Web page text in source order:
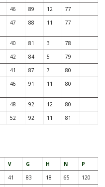
46 89 12
77
47 88 11 77
40 81 3
78
42 84 5
79
41 87 7
80
46 91 11 80
48 92 12
80
52 92 11 81
V G H N
P
41 83 18 65
120